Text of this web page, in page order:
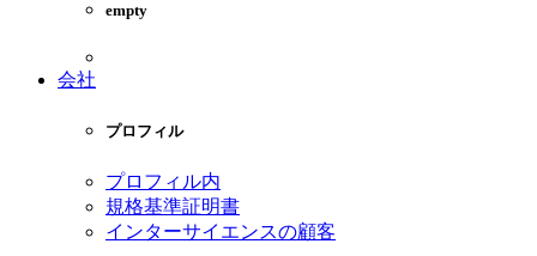
empty
会社
プロフィル
プロフィル内
規格基準証明書
インターサイエンスの顧客